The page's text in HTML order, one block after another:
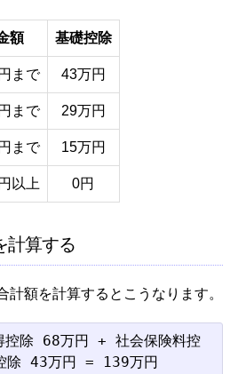
額 基礎控除
まで 43万円
まで 29万円
まで 15万円
以上 0円
計算する
計額を計算するとこうなります。
控除 68万円 + 社会保険料控
43万円 = 139万円